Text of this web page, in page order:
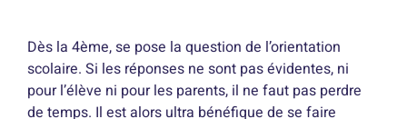
Dès la 4ème, se pose la question de l’orientation
scolaire. Si les réponses ne sont pas évidentes, ni
pour l’élève ni pour les parents, il ne faut pas perdre
de temps. Il est alors ultra bénéfique de se faire